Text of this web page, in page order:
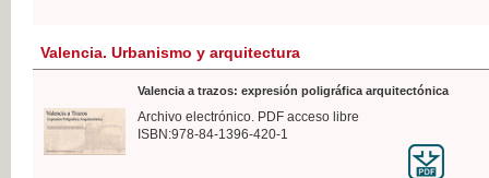
Valencia. Urbanismo y arquitectura
Valencia a trazos: expresión poligráfica arquitectónica
Archivo electrónico. PDF acceso libre
ISBN:978-84-1396-420-1